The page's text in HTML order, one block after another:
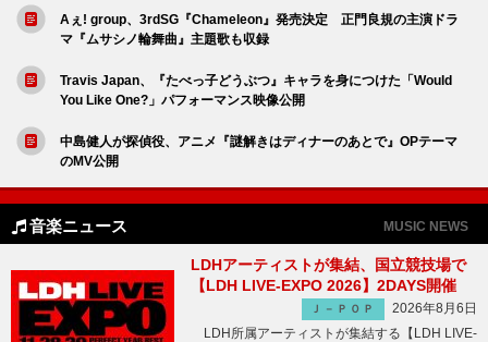
Aぇ! group、3rdSG『Chameleon』発売決定 正門良規の主演ドラ
マ『ムサシノ輪舞曲』主題歌も収録
Travis Japan、『たべっ子どうぶつ』キャラを身につけた「Would
You Like One?」パフォーマンス映像公開
中島健人が探偵役、アニメ『謎解きはディナーのあとで』OPテーマ
のMV公開
音楽ニュース MUSIC NEWS
LDHアーティストが集結、国立競技場で
【LDH LIVE-EXPO 2026】2DAYS開催
Ｊ－ＰＯＰ
2026年8月6日
LDH所属アーティストが集結する【LDH LIVE-